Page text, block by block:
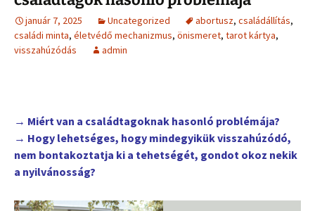
január 7, 2025 Uncategorized abortusz, családállítás,
családi minta, életvédő mechanizmus, önismeret, tarot kártya,
visszahúzódás
admin
→ Miért van a családtagoknak hasonló problémája?
→ Hogy lehetséges, hogy mindegyikük visszahúzódó,
nem bontakoztatja ki a tehetségét, gondot okoz nekik
a nyilvánosság?